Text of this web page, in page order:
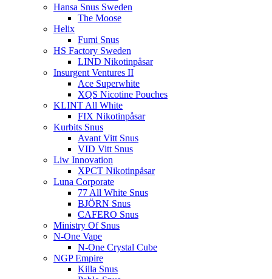
Hansa Snus Sweden
The Moose
Helix
Fumi Snus
HS Factory Sweden
LIND Nikotinpåsar
Insurgent Ventures II
Ace Superwhite
XQS Nicotine Pouches
KLINT All White
FIX Nikotinpåsar
Kurbits Snus
Avant Vitt Snus
VID Vitt Snus
Liw Innovation
XPCT Nikotinpåsar
Luna Corporate
77 All White Snus
BJÖRN Snus
CAFERO Snus
Ministry Of Snus
N-One Vape
N-One Crystal Cube
NGP Empire
Killa Snus